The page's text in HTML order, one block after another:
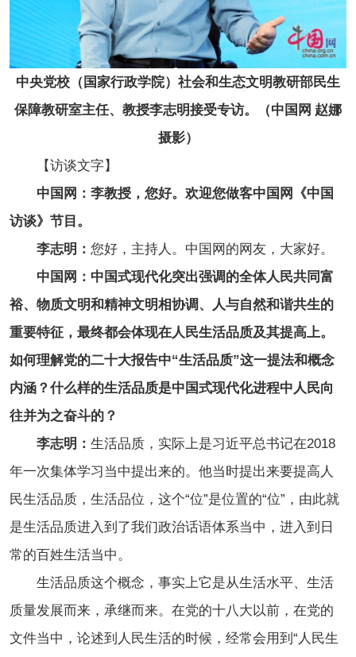
中央党校（国家行政学院）社会和生态文明教研部民生
保障教研室主任、教授李志明接受专访。（中国网 赵娜
摄影）
【访谈文字】
中国网：李教授，您好。欢迎您做客中国网《中国
访谈》节目。
李志明： 您好，主持人。中国网的网友，大家好。
中国网：中国式现代化突出强调的全体人民共同富
裕、物质文明和精神文明相协调、人与自然和谐共生的
重要特征，最终都会体现在人民生活品质及其提高上。
如何理解党的二十大报告中“生活品质”这一提法和概念
内涵？什么样的生活品质是中国式现代化进程中人民向
往并为之奋斗的？
李志明： 生活品质，实际上是习近平总书记在2018
年一次集体学习当中提出来的。他当时提出来要提高人
民生活品质，生活品位，这个“位”是位置的“位”，由此就
是生活品质进入到了我们政治话语体系当中，进入到日
常的百姓生活当中。
生活品质这个概念，事实上它是从生活水平、生活
质量发展而来，承继而来。在党的十八大以前，在党的
文件当中，论述到人民生活的时候，经常会用到“人民生